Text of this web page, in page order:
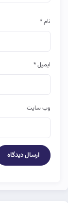
نام*
ایمیل*
وب‌ سایت